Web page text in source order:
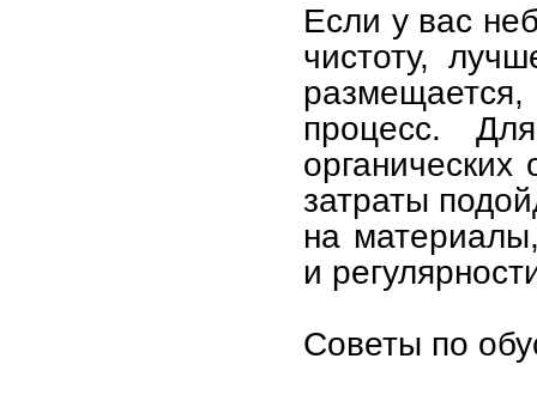
Если у вас
чистоту,
размещается,
процесс.
затраты
на
и
Советы по